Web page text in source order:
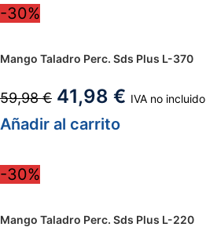
-30%
Mango Taladro Perc. Sds Plus L-370
59,98€ 41,98 € IVA no incluido
Añadir al carrito
-30%
Mango Taladro Perc. Sds Plus L-220